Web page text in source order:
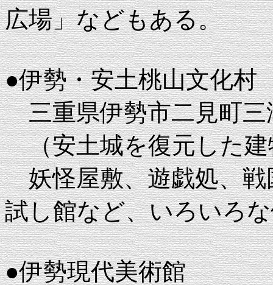
広場」などもある。
●伊勢・安土桃山文化村
三重県伊勢市二見町三
（安土城を復元した建
妖怪屋敷、遊戯処、戦
試し館など、いろいろ
●伊勢現代美術館